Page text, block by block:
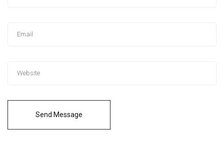
Send Message